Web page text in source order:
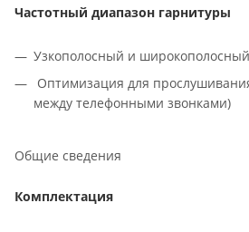
Частотный диапазон гарнитуры
Узкополосный и
Оптимизация для
между телефонными звонками)
Общие сведения
Комплектация